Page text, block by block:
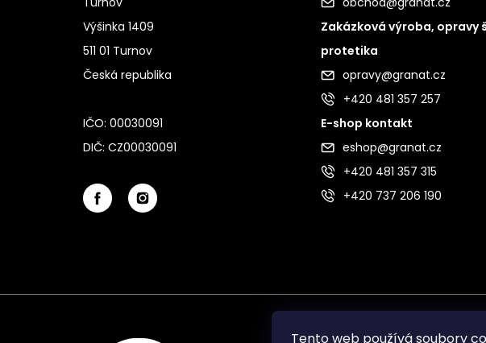
Tento web používá soubory
Výšinka 1409
511 01 Turnov
Česká republika
IČO: 00030091
DIČ: CZ00030091
Zakázková výroba, opravy
protetika
opravy@granat.cz
+420 481 357 257
E-shop kontakt
eshop@granat.cz
+420 481 357 315
+420 737 206 190